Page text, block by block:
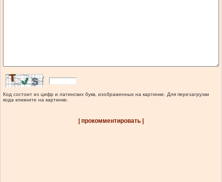
Код состоит из цифр и латинских букв, изображенных на картинке. Для перезагрузки
кода кликните на картинке.
| прокомментировать |